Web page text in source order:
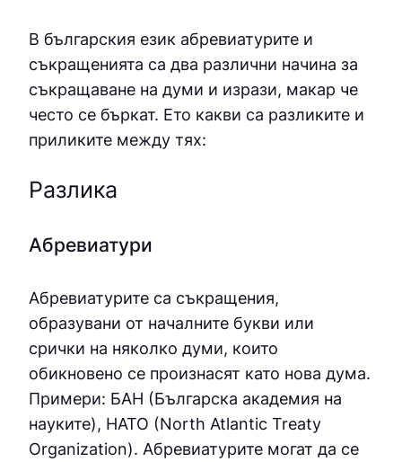
В българския език абревиатурите и
съкращенията са два различни начина за
съкращаване на думи и изрази, макар че
често се бъркат. Ето какви са разликите и
приликите между тях:
Разлика
Абревиатури
Абревиатурите са съкращения,
образувани от началните букви или
срички на няколко думи, които
обикновено се произнасят като нова дума.
Примери: БАН (Българска академия на
науките), НАТО (North Atlantic Treaty
Organization). Абревиатурите могат да се